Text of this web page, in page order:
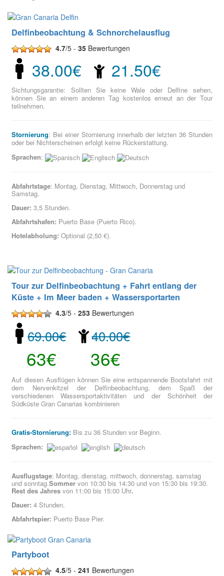
Delfinbeobachtung & Schnorchelausflug
4.7/5 -35 Bewertungen
38.00€ 21.50€
Sichtungsgarantie: Sollten Sie keine Wale oder Delfine sehen,
können Sie an einem anderen Tag kostenlos erneut an der Tour
teilnehmen.
Stornierung: Bei einer Stornierung innerhalb der letzten 36 Stunden
oder bei Nichterscheinen erfolgt keine Rückerstattung.
Sprachen:
Abfahrtstage: Montag, Dienstag, Mittwoch, Donnerstag und
Samstag.
Dauer: 3,5 Stunden.
Abfahrtshafen: Puerto Base (Puerto Rico).
Hotelabholung: Optional (2,50 €).
Tour zur Delfinbeobachtung + Fahrt entlang der
Küste + Im Meer baden + Wassersportarten
4.3/5 -253 Bewertungen
69.00€
63€
40.00€
36€
Auf diesen Ausflügen können Sie eine entspannende Bootsfahrt mit
dem Nervenkitzel der Delfinbeobachtung, dem Spaß der
verschiedenen Wassersportaktivitäten und der Schönheit der
Südküste Gran Canarias kombinieren
Gratis-Stornierung: Bis zu 36 Stunden vor Beginn.
Sprachen:
Ausflugstage: Montag, dienstag, mittwoch, donnerstag, samstag
und sonntag.Sommervon 10:30 bis 14:30 und von 15:30 bis 19:30.
Rest des Jahresvon 11:00 bis 15:00 Uhr.
Dauer: 4 Stunden.
Abfahrtspier: Puerto Base Pier.
Partyboot
4.5/5 -241 Bewertungen